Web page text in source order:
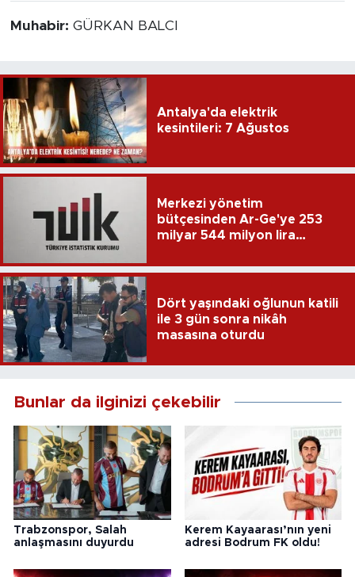
Muhabir: GÜRKAN BALCI
Antalya'da elektrik
kesintileri: 7 Ağustos
Merkezi yönetim
bütçesinden Ar-Ge'ye 253
milyar 544 milyon lira
Dört yaşındaki oğlunun katili
ile 3 gün sonra nikâh
masasına oturdu
Bunlar da ilginizi çekebilir
Trabzonspor, Salah
anlaşmasını duyurdu
Kerem Kayaarası’nın yeni
adresi Bodrum FK oldu!